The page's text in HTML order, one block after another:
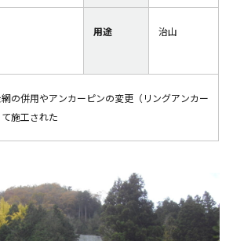
用途 治山
の併用やアンカーピンの変更（リングアンカー
施工された